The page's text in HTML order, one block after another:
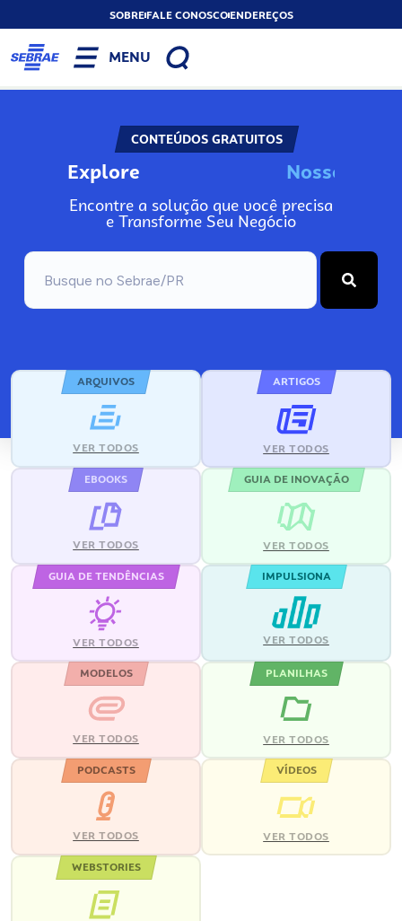
SOBREFALE CONOSCOENDEREÇOS
MENU
CONTEÚDOS GRATUITOS
Explore Nosso
Encontre a solução que você precisa
e Transforme Seu Negócio
ARQUIVOS
VER TODOS
ARTIGOS
VER TODOS
EBOOKS
VER TODOS
GUIA DE INOVAÇÃO
VER TODOS
GUIA DE TENDÊNCIAS
VER TODOS
IMPULSIONA
VER TODOS
MODELOS
VER TODOS
PLANILHAS
VER TODOS
PODCASTS
VER TODOS
VÍDEOS
VER TODOS
WEBSTORIES